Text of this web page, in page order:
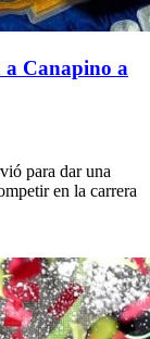
Canapino a
para dar una
en la carrera